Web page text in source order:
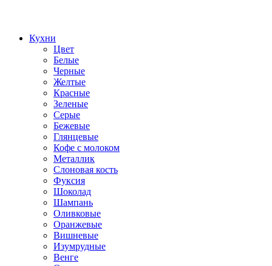
Кухни
Цвет
Белые
Черные
Желтые
Красные
Зеленые
Серые
Бежевые
Глянцевые
Кофе с молоком
Металлик
Слоновая кость
Фуксия
Шоколад
Шампань
Оливковые
Оранжевые
Вишневые
Изумрудные
Венге